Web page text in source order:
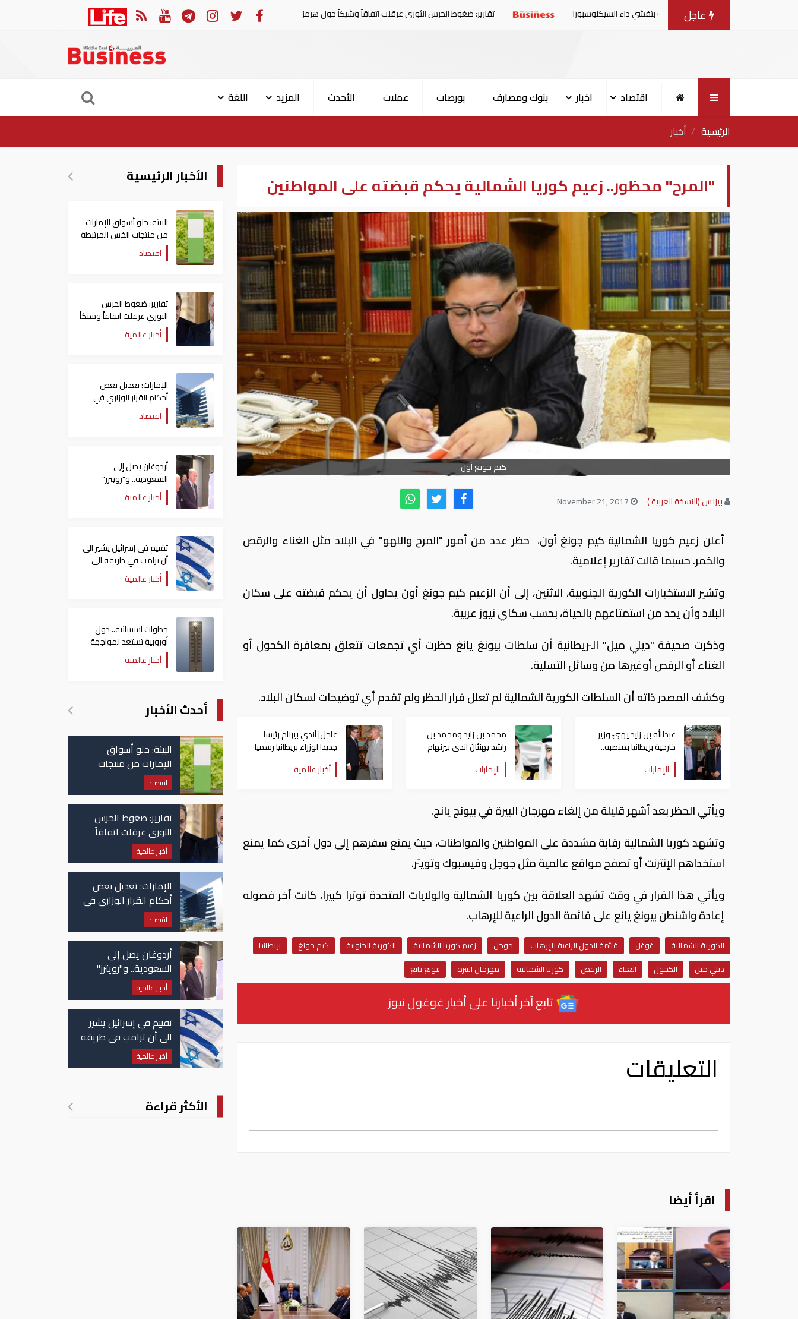
عاجل
منتجات الخس المرتبطة بتفشي داء السيكلوسبورا تقارير: ضغوط الحرس الثوري عرقلت اتفاقاً وشيكاً حول هرمز الإمارات: تعديل بعض أحكام القرار الوزاري في شأن الضريبة على الشركات والأعمال
اقتصاد اخبار بنوك ومصارف بورصات عملات الأحدث المزيد
اللغة
الرئيسية
أخبار
"المرح" محظور.. زعيم كوريا الشمالية يحكم قبضته على المواطنين
كيم جونغ أون
بيزنس (النسخة العربية )
أعلن زعيم كوريا الشمالية كيم جونغ أون، حظر عدد من أمور "المرح واللهو" في البلاد مثل الغناء والرقص
والخمر. حسبما قالت تقارير إعلامية.
وتشير الاستخبارات الكورية الجنوبية، الاثنين، إلى أن الزعيم كيم جونغ أون يحاول أن يحكم قبضته على سكان
البلاد وأن يحد من استمتاعهم بالحياة، بحسب سكاي نيوز عربية.
وذكرت صحيفة "ديلي ميل" البريطانية أن سلطات بيونغ يانغ حظرت أي تجمعات تتعلق بمعاقرة الكحول أو
الغناء أو الرقص أوغيرها من وسائل التسلية.
وكشف المصدر ذاته أن السلطات الكورية الشمالية لم تعلل قرار الحظر ولم تقدم أي توضيحات لسكان البلاد.
عبدالله بن زايد يهنئ وزير
خارجية بريطانيا بمنصبه..
ويبحثان أوضاع الشرق
الأوسط
الإمارات
محمد بن زايد ومحمد بن
راشد يهنئان آندي بيرنهام
رئيس وزراء بريطانيا الجديد
الإمارات
عاجل| آندي بيرنام رئيسا
جديدا لوزراء بريطانيا رسميا
بعد لقاء الملك تشارلز
أخبار عالمية
ويأتي الحظر بعد أشهر قليلة من إلغاء مهرجان البيرة في بيونج يانج.
وتشهد كوريا الشمالية رقابة مشددة على المواطنين والمواطنات، حيث يمنع سفرهم إلى دول أخرى كما يمنع
استخداهم الإنترنت أو تصفح مواقع عالمية مثل جوجل وفيسبوك وتويتر.
ويأتي هذا القرار في وقت تشهد العلاقة بين كوريا الشمالية والولايات المتحدة توترا كبيرا، كانت آخر فصوله
إعادة واشنطن بيونغ يانع على قائمة الدول الراعية للإرهاب.
الكورية الشمالية غوغل قائمة الدول الراعية للإرهاب جوجل زعيم كوريا الشمالية الكورية الجنوبية كيم جونغ
بريطانيا
ديلي ميل
الكحول الغناء الرقص كوريا الشمالية مهرجان البيرة بيونغ يانغ
تابع آخر أخبارنا على أخبار غوغول نيوز
التعليقات
اقرأ أيضا
الأخبار الرئيسية
البيئة: خلو أسواق الإمارات
من منتجات الخس المرتبطة
بتفشي داء السيكلوسبورا
اقتصاد
تقارير: ضغوط الحرس
الثوري عرقلت اتفاقاً وشيكاً
حول هرمز
أخبار عالمية
الإمارات: تعديل بعض
أحكام القرار الوزاري في
شأن الضريبة على الشركات
والأعمال
اقتصاد
أردوغان يصل إلى
السعودية.. و"رويترز"
تكشف تفاصيل الاتفاق
المرتقب
أخبار عالمية
تقييم في إسرائيل يشير الى
أن ترامب في طريقه الى
إبرام اتفاق مع إيران
أخبار عالمية
خطوات استثنائية.. دول
أوروبية تستعد لمواجهة
موجة حر غير مسبوقة
أخبار عالمية
أحدث الأخبار
البيئة: خلو أسواق
الإمارات من منتجات
الخس المرتبطة بتفشي
داء السيكلوسبورا
اقتصاد
تقارير: ضغوط الحرس
الثوري عرقلت اتفاقاً
وشيكاً حول هرمز
أخبار عالمية
الإمارات: تعديل بعض
أحكام القرار الوزاري في
شأن الضريبة على
الشركات والأعمال
اقتصاد
أردوغان يصل إلى
السعودية.. و"رويترز"
تكشف تفاصيل الاتفاق
المرتقب
أخبار عالمية
تقييم في إسرائيل يشير
الى أن ترامب في طريقه
الى إبرام اتفاق مع إيران
أخبار عالمية
الأكثر قراءة